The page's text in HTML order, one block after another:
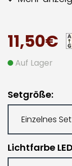
11,50€
Auf Lager
Setgröße
Lichtfarbe LED